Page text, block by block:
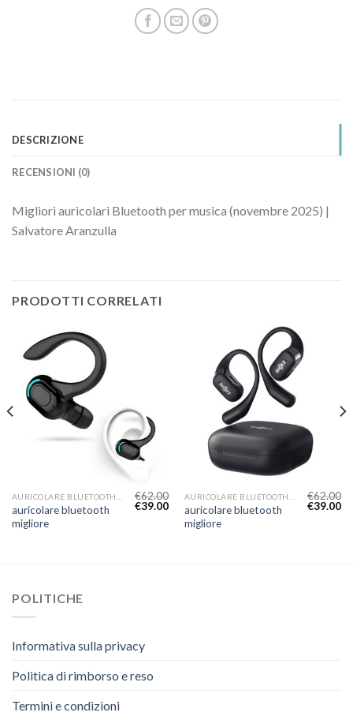
DESCRIZIONE
RECENSIONI (0)
Migliori auricolari Bluetooth per musica (novembre 2025) |
Salvatore Aranzulla
PRODOTTI CORRELATI
auricolare bluetooth
migliore
€62.00
€39.00
auricolare bluetooth
migliore
€62.00
€39.00
POLITICHE
Informativa sulla privacy
Politica di rimborso e reso
Termini e condizioni